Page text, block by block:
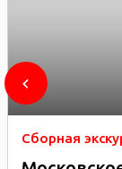
Сборная